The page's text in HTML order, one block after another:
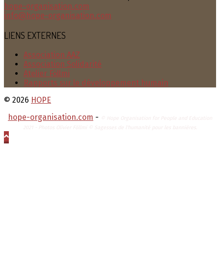
hope-organisation.com
info@hope-organisation.com
LIENS EXTERNES
Association AAZ
Association Solidarité
Atelier Föllmi
Rapports sur le développement humain
© 2026 HOPE
hope-organisation.com -